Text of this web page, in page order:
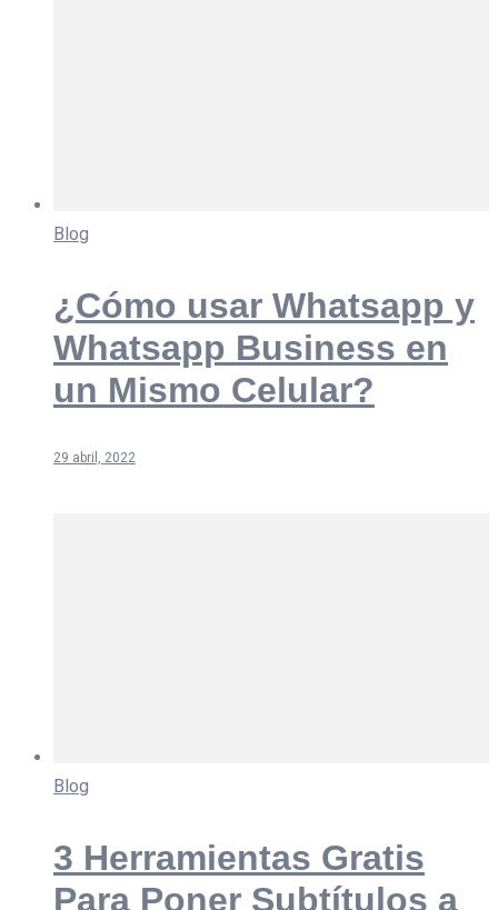
Blog
¿Cómo usar Whatsapp y
Whatsapp Business en
un Mismo Celular?
29 abril, 2022
Blog
3 Herramientas Gratis
Para Poner Subtítulos a